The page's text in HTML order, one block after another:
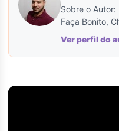
Sobre o
Faça Bonito,
Ver perfil do